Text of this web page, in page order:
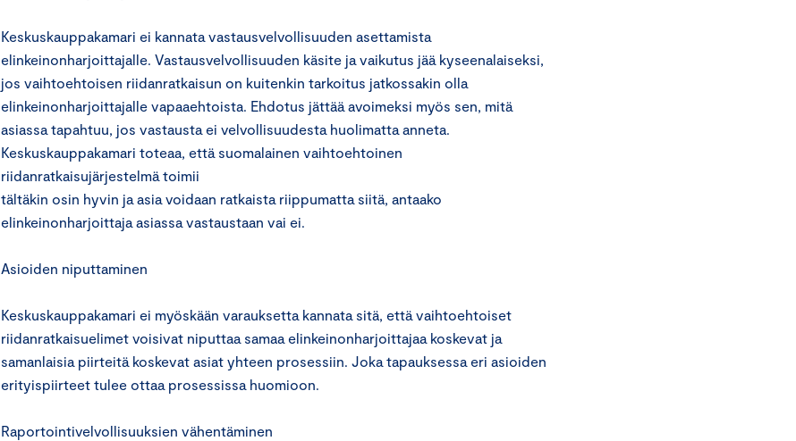
Keskuskauppakamari ei kannata vastausvelvollisuuden asettamista
elinkeinonharjoittajalle. Vastausvelvollisuuden käsite ja vaikutus jää kyseenalaiseksi,
jos vaihtoehtoisen riidanratkaisun on kuitenkin tarkoitus jatkossakin olla
elinkeinonharjoittajalle vapaaehtoista. Ehdotus jättää avoimeksi myös sen, mitä
asiassa tapahtuu, jos vastausta ei velvollisuudesta huolimatta anneta.
Keskuskauppakamari toteaa, että suomalainen vaihtoehtoinen
riidanratkaisujärjestelmä toimii
tältäkin osin hyvin ja asia voidaan ratkaista riippumatta siitä, antaako
elinkeinonharjoittaja asiassa vastaustaan vai ei.
Asioiden niputtaminen
Keskuskauppakamari ei myöskään varauksetta kannata sitä, että vaihtoehtoiset
riidanratkaisuelimet voisivat niputtaa samaa elinkeinonharjoittajaa koskevat ja
samanlaisia piirteitä koskevat asiat yhteen prosessiin. Joka tapauksessa eri asioiden
erityispiirteet tulee ottaa prosessissa huomioon.
Raportointivelvollisuuksien vähentäminen